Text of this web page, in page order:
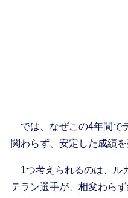
では、なぜこの4年間で
関わらず、安定した成績
1つ考えられるのは、ル
テラン選手が、相変わら